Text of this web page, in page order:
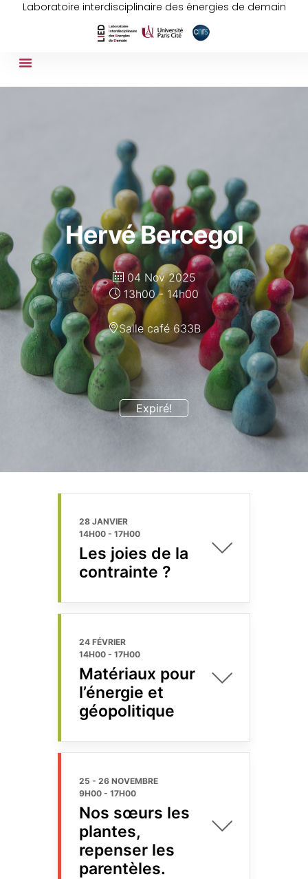
Laboratoire interdisciplinaire des énergies de demain
Hervé Bercegol
04 Nov 2025
Expiré!
13h00 - 14h00
Salle café 633B
28 JANVIER
14H00 - 17H00
Les joies de la
contrainte ?
24 FÉVRIER
14H00 - 17H00
Matériaux pour
l’énergie et
géopolitique
25 - 26 NOVEMBRE
9H00 - 17H00
Nos sœurs les
plantes,
repenser les
parentèles.